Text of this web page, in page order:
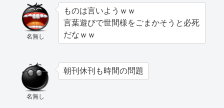
名無し
ものは言いようｗｗ
言葉遊びで世間様をごまかそうと必死
だなｗｗ
名無し
朝刊休刊も時間の問題